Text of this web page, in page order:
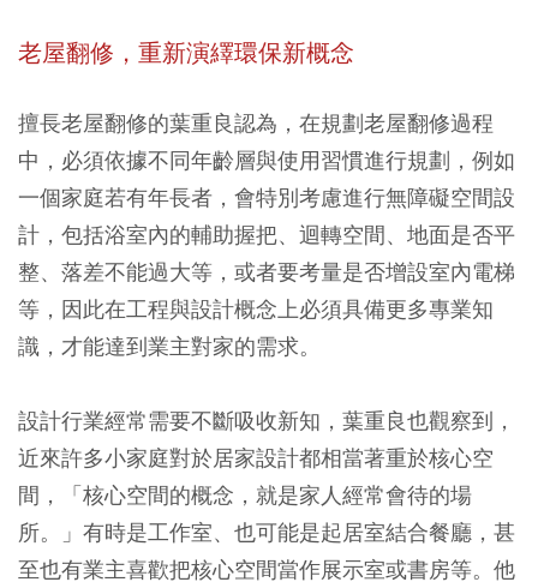
老屋翻修，重新演繹環保新概念
擅長老屋翻修的葉重良認為，在規劃老屋翻修過程
中，必須依據不同年齡層與使用習慣進行規劃，例如
一個家庭若有年長者，會特別考慮進行無障礙空間設
計，包括浴室內的輔助握把、迴轉空間、地面是否平
整、落差不能過大等，或者要考量是否增設室內電梯
等，因此在工程與設計概念上必須具備更多專業知
識，才能達到業主對家的需求。
設計行業經常需要不斷吸收新知，葉重良也觀察到，
近來許多小家庭對於居家設計都相當著重於核心空
間，「核心空間的概念，就是家人經常會待的場
所。」有時是工作室、也可能是起居室結合餐廳，甚
至也有業主喜歡把核心空間當作展示室或書房等。他